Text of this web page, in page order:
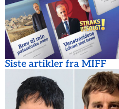
Siste artikler fra MIFF